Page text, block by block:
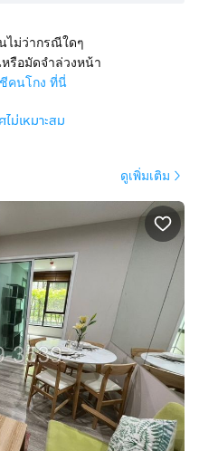
ไม่ว่ากรณีใดๆ
รือมัดจำล่วงหน้า
คนโกง ที่นี่
ไม่เหมาะสม
ดูเพิ่มเติม